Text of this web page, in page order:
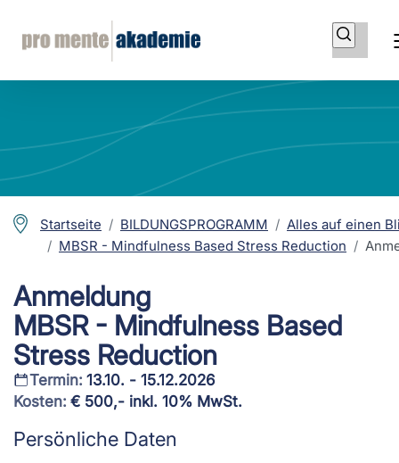
Startseite BILDUNGSPROGRAMM
Alles auf einen
MBSR - Mindfulness Based Stress Reduction
Anmeldung
MBSR - Mindfulness Based
Stress Reduction
Termin: 13.10. - 15.12.2026
Kosten: € 500,- inkl. 10% MwSt.
Persönliche Daten